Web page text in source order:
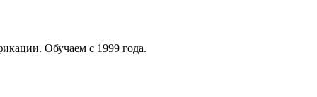
Обучаем с 1999 года.